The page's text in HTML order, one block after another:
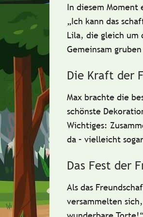
In diesem Moment
„Ich kann das
Lila, die gleich um
Gemeinsam
Die Kraft der
Max brachte die
schönste
Wichtiges:
da – vielleicht
Das Fest der
Als das
versammelten